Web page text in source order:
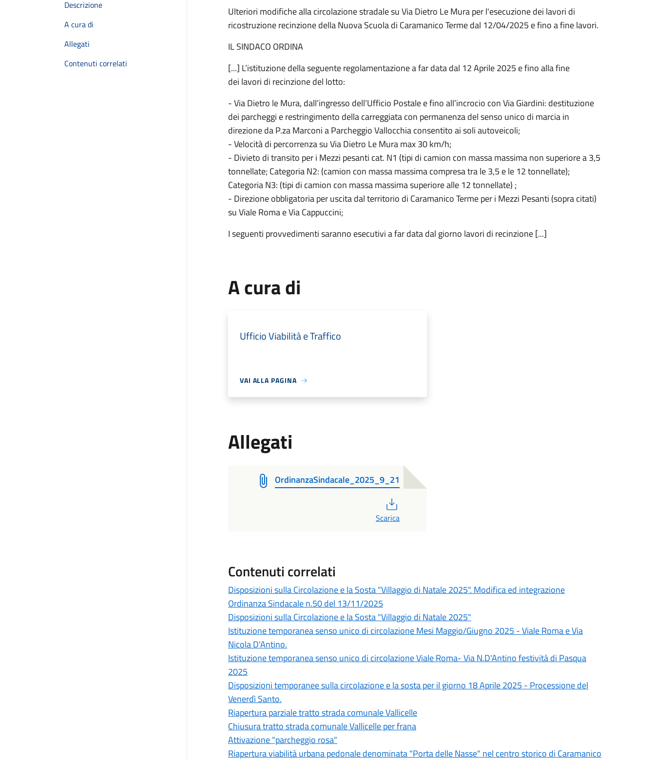
Descrizione
A cura di
Allegati
Contenuti correlati
Ulteriori modifiche alla circolazione stradale su Via Dietro Le Mura per l'esecuzione dei lavori di
ricostruzione recinzione della Nuova Scuola di Caramanico Terme dal 12/04/2025 e fino a fine lavori.
IL SINDACO ORDINA
[...] L’istituzione della seguente regolamentazione a far data dal 12 Aprile 2025 e fino alla fine
dei lavori di recinzione del lotto:
- Via Dietro le Mura, dall’ingresso dell’Ufficio Postale e fino all’incrocio con Via Giardini: destituzione
dei parcheggi e restringimento della carreggiata con permanenza del senso unico di marcia in
direzione da P.za Marconi a Parcheggio Vallocchia consentito ai soli autoveicoli;
- Velocità di percorrenza su Via Dietro Le Mura max 30 km/h;
- Divieto di transito per i Mezzi pesanti cat. N1 (tipi di camion con massa massima non superiore a 3,5
tonnellate; Categoria N2: (camion con massa massima compresa tra le 3,5 e le 12 tonnellate);
Categoria N3: (tipi di camion con massa massima superiore alle 12 tonnellate) ;
- Direzione obbligatoria per uscita dal territorio di Caramanico Terme per i Mezzi Pesanti (sopra citati)
su Viale Roma e Via Cappuccini;
I seguenti provvedimenti saranno esecutivi a far data dal giorno lavori di recinzione [...]
A cura di
Ufficio Viabilità e Traffico
VAI ALLA PAGINA
Allegati
OrdinanzaSindacale_2025_9_21
Scarica
Contenuti correlati
Disposizioni sulla Circolazione e la Sosta "Villaggio di Natale 2025". Modifica ed integrazione
Ordinanza Sindacale n.50 del 13/11/2025
Disposizioni sulla Circolazione e la Sosta "Villaggio di Natale 2025"
Istituzione temporanea senso unico di circolazione Mesi Maggio/Giugno 2025 - Viale Roma e Via
Nicola D'Antino.
Istituzione temporanea senso unico di circolazione Viale Roma- Via N.D'Antino festività di Pasqua
2025
Disposizioni temporanee sulla circolazione e la sosta per il giorno 18 Aprile 2025 - Processione del
Venerdì Santo.
Riapertura parziale tratto strada comunale Vallicelle
Chiusura tratto strada comunale Vallicelle per frana
Attivazione "parcheggio rosa"
Riapertura viabilità urbana pedonale denominata "Porta delle Nasse" nel centro storico di Caramanico